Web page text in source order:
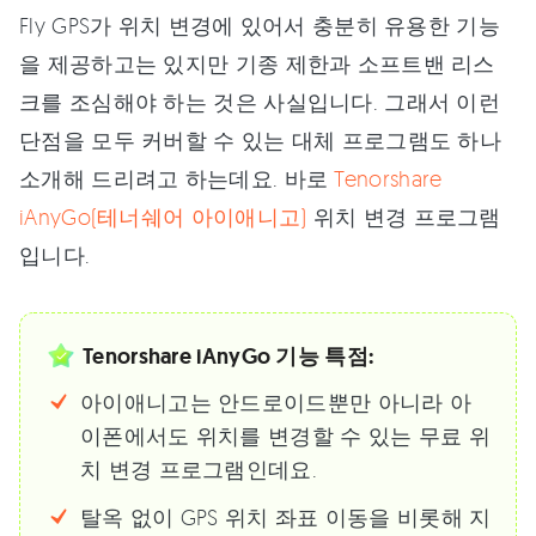
Fly GPS가 위치 변경에 있어서 충분히 유용한 기능
을 제공하고는 있지만 기종 제한과 소프트밴 리스
크를 조심해야 하는 것은 사실입니다. 그래서 이런
단점을 모두 커버할 수 있는 대체 프로그램도 하나
소개해 드리려고 하는데요. 바로Tenorshare
iAnyGo(테너쉐어 아이애니고) 위치 변경 프로그램
입니다.
Tenorshare iAnyGo 기능 특점:
아이애니고는 안드로이드뿐만 아니라 아
이폰에서도 위치를 변경할 수 있는 무료 위
치 변경 프로그램인데요.
탈옥 없이 GPS 위치 좌표 이동을 비롯해 지